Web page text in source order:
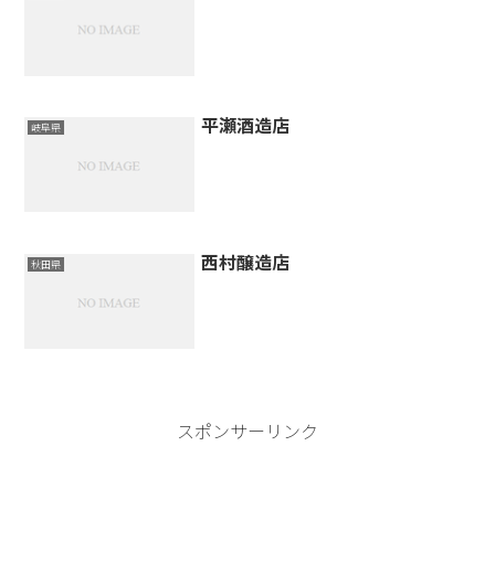
岐阜県 平瀬酒造店
秋田県 西村醸造店
スポンサーリンク